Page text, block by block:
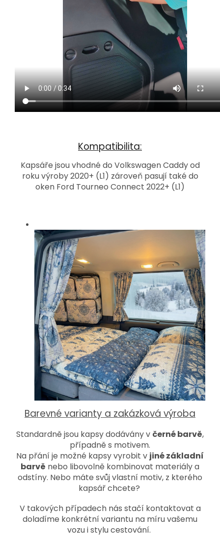
Kompatibilita:
Kapsáře jsou vhodné do Volkswagen Caddy od
roku výroby 2020+ (L1) zároveň pasují také do
oken Ford Tourneo Connect 2022+ (L1)
Barevné varianty a zakázková výroba
Standardně jsou kapsy dodávány v černé barvě,
případně s motivem.
Na přání je možné kapsy vyrobit v jiné základní
barvě nebo libovolně kombinovat materiály a
odstíny. Nebo máte svůj vlastní motiv, z kterého
kapsář chcete?
V takových případech nás stačí kontaktovat a
doladíme konkrétní variantu na míru vašemu
vozu i stylu cestování.